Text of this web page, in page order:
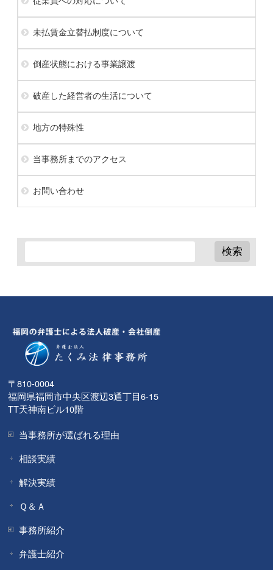
未払賃金立替払制度について
倒産状態における事業譲渡
破産した経営者の生活について
地方の特殊性
当事務所までのアクセス
お問い合わせ
〒810-0004
福岡県福岡市中央区渡辺3通丁目6-15
TT天神南ビル10階
当事務所が選ばれる理由
相談実績
解決実績
Ｑ＆Ａ
事務所紹介
弁護士紹介